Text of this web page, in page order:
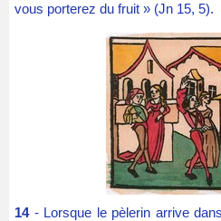
vous porterez du fruit » (Jn 15, 5).
14- Lorsque le pèlerin arrive